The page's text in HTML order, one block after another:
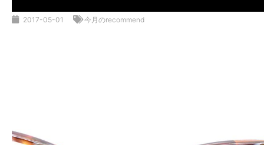
2017-05-01 今月のrecommend